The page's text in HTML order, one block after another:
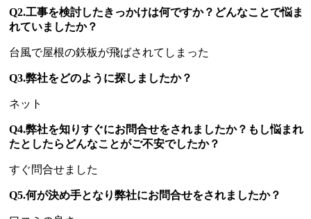
Q2.工事を検討したきっかけは何ですか？どんなことで悩ま
れていましたか？
台風で屋根の鉄板が飛ばされてしまった
Q3.弊社をどのように探しましたか？
ネット
Q4.弊社を知りすぐにお問合せをされましたか？もし悩まれ
たとしたらどんなことがご不安でしたか？
すぐ問合せました
Q5.何が決め手となり弊社にお問合せをされましたか？